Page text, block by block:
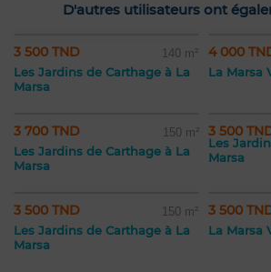
D'autres utilisateurs ont
3 500 TND 140 m²
Les Jardins de Carthage à La
Marsa
4 000
La Marsa
3 700 TND 150 m²
Les Jardins de Carthage à La
Marsa
3 500
Les
Marsa
3 500 TND 150 m²
Les Jardins de Carthage à La
Marsa
3 500
La Marsa